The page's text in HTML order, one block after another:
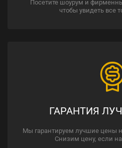
Посетите шоурум и
чтобы увидеть все
ГАРАНТИЯ
Мы гарантируем лучшие цены
Снизим цену, если